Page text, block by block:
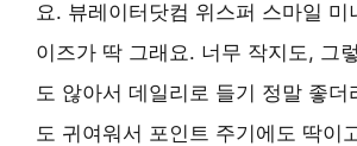
요. 뷰레이터닷컴 위스퍼 스마일 미
이즈가 딱 그래요. 너무 작지도, 그
도 않아서 데일리로 들기 정말 좋더
도 귀여워서 포인트 주기에도 딱이